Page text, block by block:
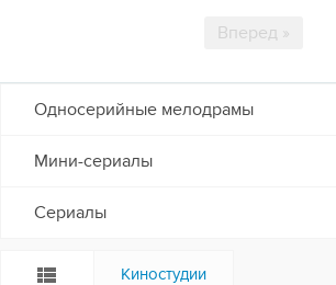
Вперед »
Односерийные мелодрамы
Мини-сериалы
Сериалы
Киностудии